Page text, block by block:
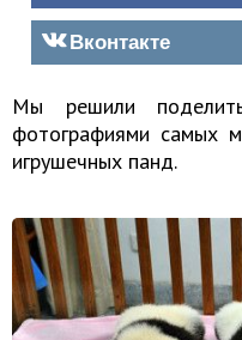
Вконтакте
Мы решили
фотографиями самых
игрушечных панд.